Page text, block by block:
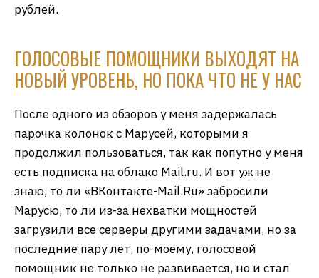
рублей.
ГОЛОСОВЫЕ ПОМОЩНИКИ ВЫХОДЯТ НА
НОВЫЙ УРОВЕНЬ, НО ПОКА ЧТО НЕ У НАС
После одного из обзоров у меня задержалась
парочка колонок с Марусей, которыми я
продолжил пользоваться, так как попутно у меня
есть подписка на облако Mail.ru. И вот уж не
знаю, то ли «ВКонтакте-Mail.Ru» забросили
Марусю, то ли из-за нехватки мощностей
загрузили все серверы другими задачами, но за
последние пару лет, по-моему, голосовой
помощник не только не развивается, но и стал